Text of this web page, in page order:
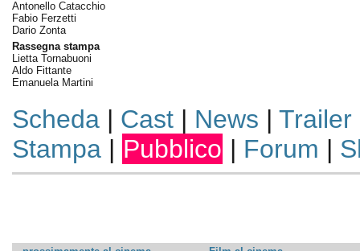
Antonello Catacchio
Fabio Ferzetti
Dario Zonta
Rassegna stampa
Lietta Tornabuoni
Aldo Fittante
Emanuela Martini
Scheda| Cast| News | Trailer
Stampa| Pubblico | Forum |